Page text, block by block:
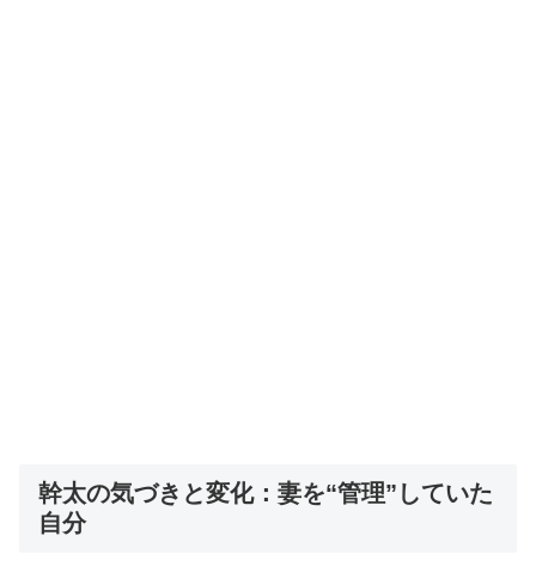
幹太の気づきと変化：妻を“管理”していた
自分